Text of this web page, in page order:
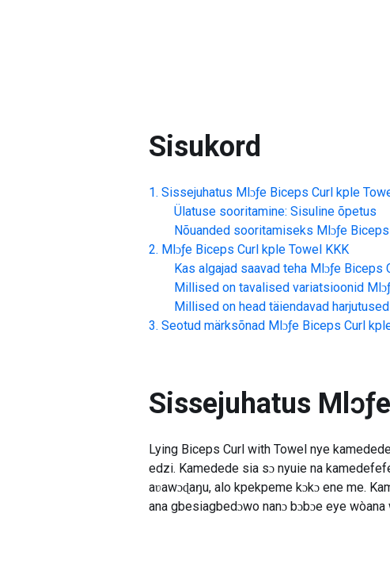
Sisukord
Sissejuhatus Mlɔƒe Biceps Curl kple
Ülatuse sooritamine: Sisuline õpetus
Nõuanded sooritamiseks Mlɔƒe
Mlɔƒe Biceps Curl kple Towel KKK
Kas algajad saavad teha Mlɔƒe Biceps
Millised on tavalised variatsioonid
Millised on head täiendavad harjutused
Seotud märksõnad Mlɔƒe Biceps Curl
Sissejuhatus
Lying Biceps Curl with Towel nye
edzi. Kamedede sia sɔ nyuie na
aʋawɔɖaŋu, alo kpekpeme kɔkɔ ene me.
ana gbesiagbedɔwo nanɔ bɔbɔe eye